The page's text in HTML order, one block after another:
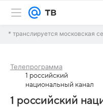
* транслируется московская
Телепрограмма
1 российский
национальный канал
1 российский